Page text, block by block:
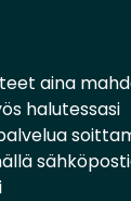
aina
halutessasi